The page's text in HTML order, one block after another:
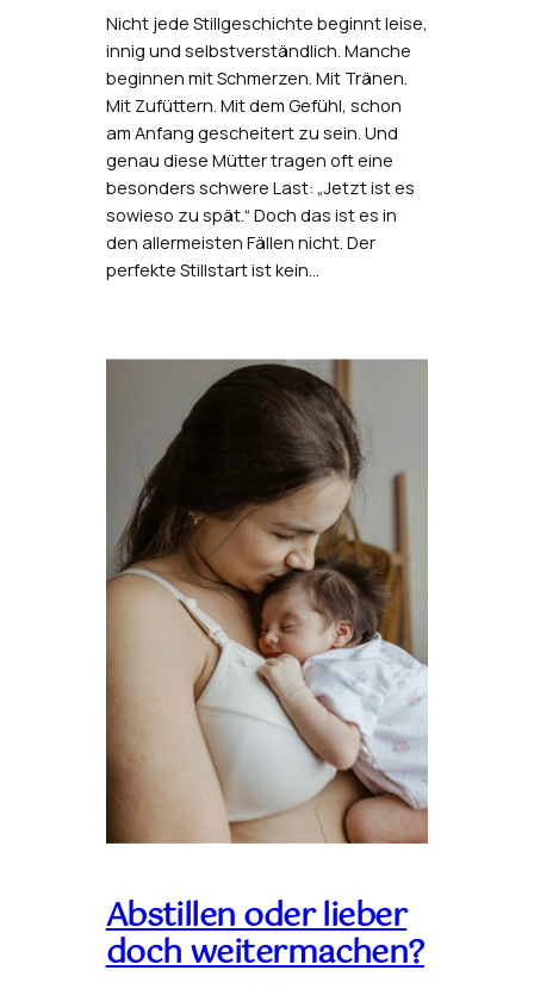
Nicht jede Stillgeschichte beginnt leise,
innig und selbstverständlich. Manche
beginnen mit Schmerzen. Mit Tränen.
Mit Zufüttern. Mit dem Gefühl, schon
am Anfang gescheitert zu sein. Und
genau diese Mütter tragen oft eine
besonders schwere Last: „Jetzt ist es
sowieso zu spät.“ Doch das ist es in
den allermeisten Fällen nicht. Der
perfekte Stillstart ist kein…
Abstillen oder lieber
doch weitermachen?